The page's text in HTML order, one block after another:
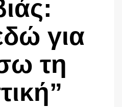
για
τη